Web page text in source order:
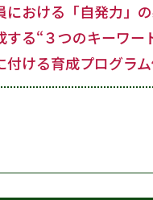
における「自発力」
する“３つのキーワー
付ける育成プログラ